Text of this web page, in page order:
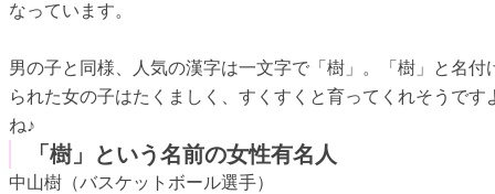
なっています。
男の子と同様、人気の漢字は一文字で「樹」。「樹」と名付
られた女の子はたくましく、すくすくと育ってくれそうです
ね♪
「樹」という名前の女性有名人
中山樹（バスケットボール選手）